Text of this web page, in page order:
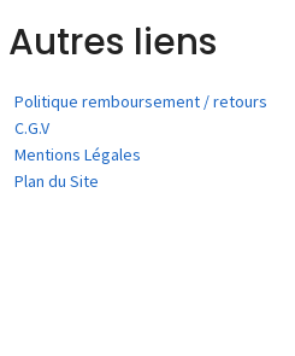
Autres liens
Politique remboursement / retours
C.G.V
Mentions Légales
Plan du Site